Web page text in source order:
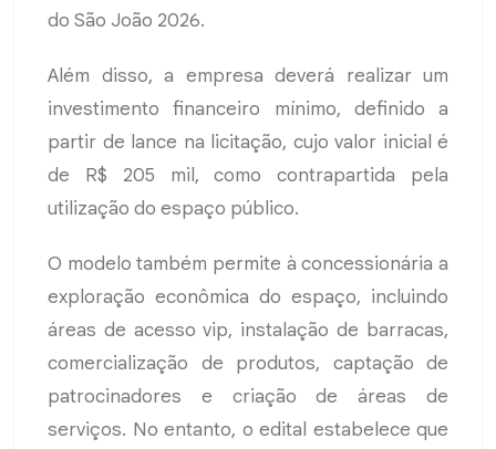
do São João 2026.
Além disso, a empresa deverá realizar um
investimento financeiro mínimo, definido a
partir de lance na licitação, cujo valor inicial é
de R$ 205 mil, como contrapartida pela
utilização do espaço público.
O modelo também permite à concessionária a
exploração econômica do espaço, incluindo
áreas de acesso vip, instalação de barracas,
comercialização de produtos, captação de
patrocinadores e criação de áreas de
serviços. No entanto, o edital estabelece que